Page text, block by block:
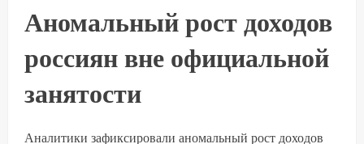
Аномальный рост доходов
россиян вне официальной
занятости
Аналитики зафиксировали аномальный рост доходов